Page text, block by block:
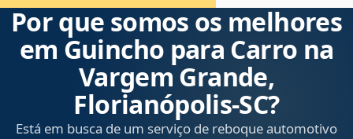
Por que somos os melhores
em Guincho para Carro na
Vargem Grande,
Florianópolis‑SC?
Está em busca de um serviço de reboque automotivo